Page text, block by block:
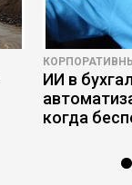
ИИ в
когда